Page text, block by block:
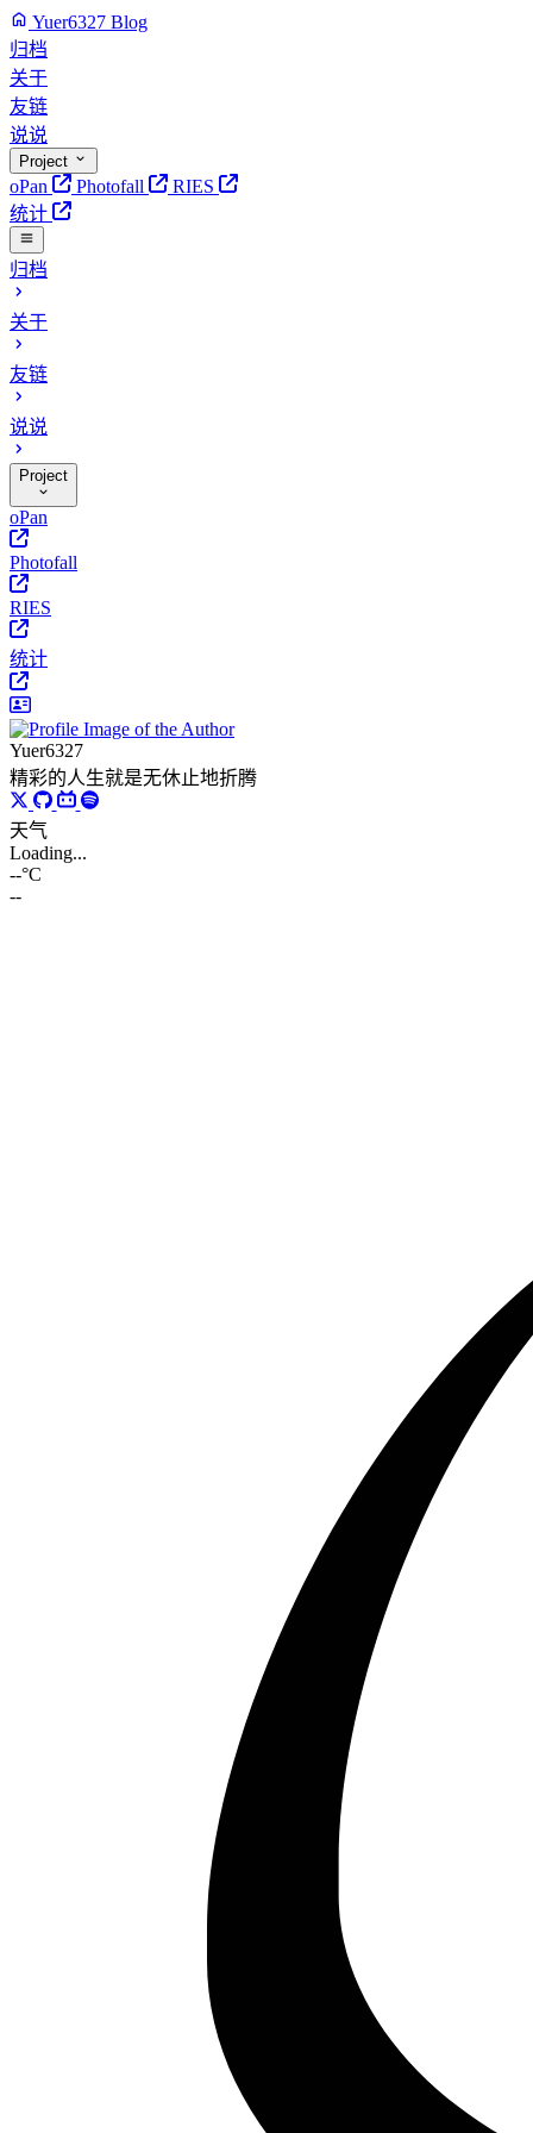
Yuer6327 Blog
归档
关于
友链
说说
Project
oPan Photofall
RIES
统计
归档
关于
友链
说说
Project
oPan
Photofall
RIES
统计
Yuer6327
精彩的人生就是无休止地折腾
天气
Loading...
--°C
--